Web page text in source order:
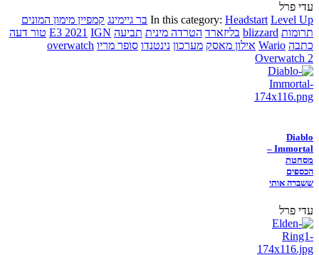
עדי פרל
In this category: Headstart Level Up בר גיימינג קמפיין מימון המונים
תרומות blizzard בליזארד הטרדה מינית תביעה E3 2021 IGN
טור דעה
כתבה Wario אילון מאסק מערכון נינטנדו סופר מריו overwatch
Overwatch 2
Diablo
Immortal –
מסחטת
הכספים
ששברה אותי
עדי פרל